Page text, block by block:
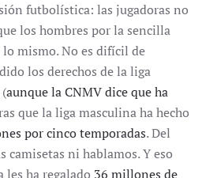
futbolística: las jugadoras no
los hombres por la sencilla
mismo. No es difícil de
los derechos de la liga
(aunque la CNMV dice que ha
que la liga masculina ha hecho
por cinco temporadas. Del
camisetas ni hablamos. Y eso
ha regalado 36 millones de